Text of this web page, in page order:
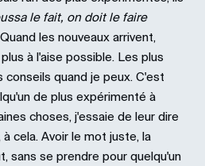
le fait, on doit le faire
les nouveaux arrivent,
à l'aise possible. Les plus
conseils quand je peux. C'est
de plus expérimenté à
choses, j'essaie de leur dire
cela. Avoir le mot juste, la
sans se prendre pour quelqu'un